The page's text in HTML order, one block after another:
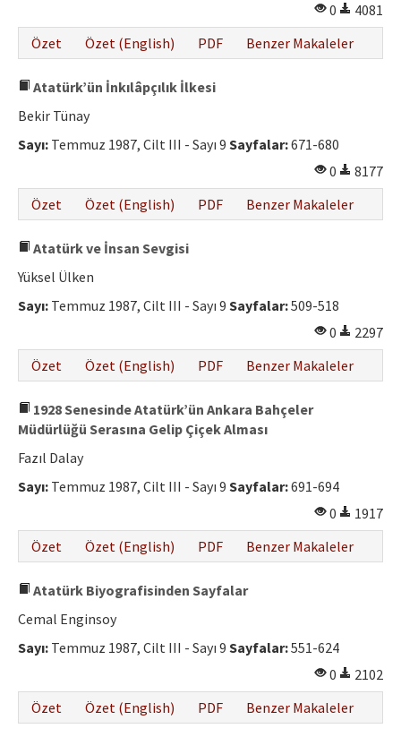
0
4081
Özet
Özet (English) PDF Benzer Makaleler
Atatürk’ün İnkılâpçılık İlkesi
Bekir Tünay
Sayı: Temmuz 1987, Cilt III - Sayı 9 Sayfalar:671-680
0
8177
Özet
Özet (English) PDF Benzer Makaleler
Atatürk ve İnsan Sevgisi
Yüksel Ülken
Sayı: Temmuz 1987, Cilt III - Sayı 9 Sayfalar:509-518
0
2297
Özet
Özet (English) PDF Benzer Makaleler
1928 Senesinde Atatürk’ün Ankara Bahçeler
Müdürlüğü Serasına Gelip Çiçek Alması
Fazıl Dalay
Sayı: Temmuz 1987, Cilt III - Sayı 9 Sayfalar:691-694
0
1917
Özet
Özet (English) PDF Benzer Makaleler
Atatürk Biyografisinden Sayfalar
Cemal Enginsoy
Sayı: Temmuz 1987, Cilt III - Sayı 9 Sayfalar:551-624
0
2102
Özet
Özet (English) PDF Benzer Makaleler